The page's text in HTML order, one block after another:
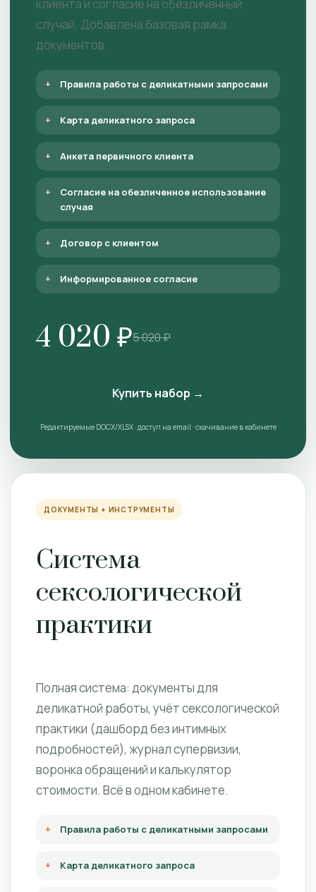
клиента и согласие на обезличенный
случай. Добавлена базовая рамка
документов.
Правила работы с деликатными запросами
Карта деликатного запроса
Анкета первичного клиента
Согласие на обезличенное использование
случая
Договор с клиентом
Информированное согласие
4 020 ₽5 020 ₽
Купить набор →
Редактируемые DOCX/XLSX · доступ на email · скачивание в кабинете
ДОКУМЕНТЫ + ИНСТРУМЕНТЫ
Система
сексологической
практики
Полная система: документы для
деликатной работы, учёт сексологической
практики (дашборд без интимных
подробностей), журнал супервизии,
воронка обращений и калькулятор
стоимости. Всё в одном кабинете.
Правила работы с деликатными запросами
Карта деликатного запроса